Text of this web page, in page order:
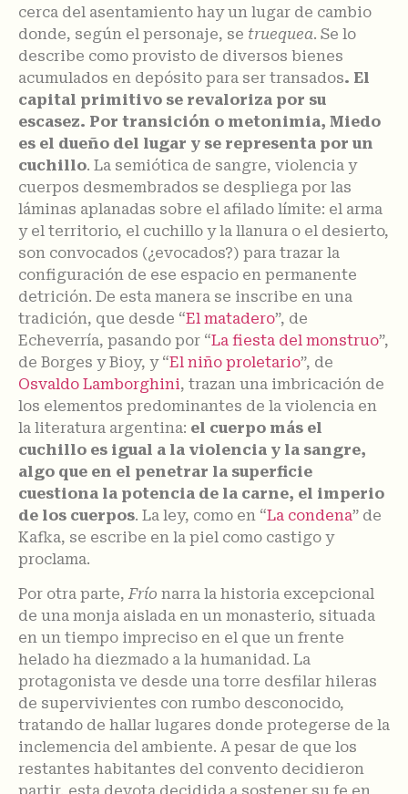
cerca del asentamiento hay un lugar de cambio
donde, según el personaje, se truequea. Se lo
describe como provisto de diversos bienes
acumulados en depósito para ser transados. El
capital primitivo se revaloriza por su
escasez. Por transición o metonimia, Miedo
es el dueño del lugar y se representa por un
cuchillo. La semiótica de sangre, violencia y
cuerpos desmembrados se despliega por las
láminas aplanadas sobre el afilado límite: el arma
y el territorio, el cuchillo y la llanura o el desierto,
son convocados (¿evocados?) para trazar la
configuración de ese espacio en permanente
detrición. De esta manera se inscribe en una
tradición, que desde “El matadero”, de
Echeverría, pasando por “La fiesta del monstruo”,
de Borges y Bioy, y “El niño proletario”, de
Osvaldo Lamborghini, trazan una imbricación de
los elementos predominantes de la violencia en
la literatura argentina: el cuerpo más el
cuchillo es igual a la violencia y la sangre,
algo que en el penetrar la superficie
cuestiona la potencia de la carne, el imperio
de los cuerpos. La ley, como en “La condena” de
Kafka, se escribe en la piel como castigo y
proclama.
Por otra parte,Frío narra la historia excepcional
de una monja aislada en un monasterio, situada
en un tiempo impreciso en el que un frente
helado ha diezmado a la humanidad. La
protagonista ve desde una torre desfilar hileras
de supervivientes con rumbo desconocido,
tratando de hallar lugares donde protegerse de la
inclemencia del ambiente. A pesar de que los
restantes habitantes del convento decidieron